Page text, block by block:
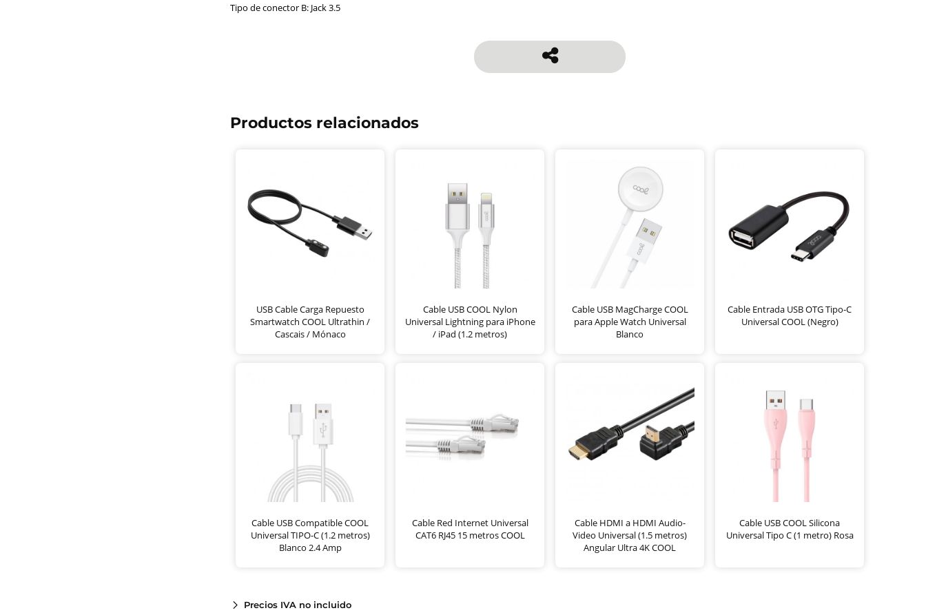
Tipo de conector B: Jack 3.5
Productos relacionados
USB Cable Carga Repuesto
Smartwatch COOL Ultrathin /
Cascais / Mónaco
Cable USB COOL Nylon
Universal Lightning para iPhone
/ iPad (1.2 metros)
Cable USB MagCharge COOL
para Apple Watch Universal
Blanco
Cable Entrada USB OTG Tipo-C
Universal COOL (Negro)
Cable USB Compatible COOL
Universal TIPO-C (1.2 metros)
Blanco 2.4 Amp
Cable Red Internet Universal
CAT6 RJ45 15 metros COOL
Cable HDMI a HDMI Audio-
Video Universal (1.5 metros)
Angular Ultra 4K COOL
Cable USB COOL Silicona
Universal Tipo C (1 metro) Rosa
Precios IVA no incluido